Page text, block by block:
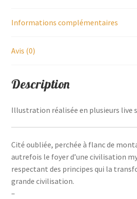
Informations complémentaires
Avis (0)
Description
Illustration réalisée en plusieurs live
Cité oubliée, perchée à flanc de
autrefois le foyer d’une civilisation
respectant des principes qui la
grande civilisation.
–